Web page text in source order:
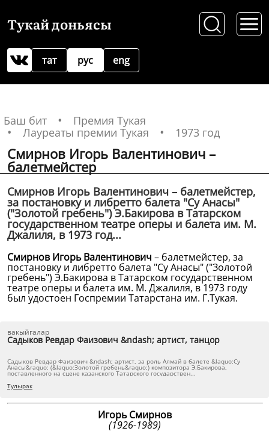
Тукай доньясы
рус
тат eng
Баш бит
Премия Тукая
Лауреаты премии Тукая
1973 год
Смирнов Игорь Валентинович –
балетмейстер
Смирнов Игорь Валентинович – балетмейстер,
за постановку и либретто балета "Су Анасы"
("Золотой гребень") Э.Бакирова в Татарском
государственном театре оперы и балета им. М.
Джалиля, в 1973 год...
Смирнов Игорь Валентинович – балетмейстер, за
постановку и либретто балета "Су Анасы" ("Золотой
гребень") Э.Бакирова в Татарском государственном
театре оперы и балета им. М. Джалиля, в 1973 году
был удостоен Госпремии Татарстана им. Г.Тукая.
вакыйгалар
Садыков Ревдар Фаизович &ndash; артист, танцор
Садыков Ревдар Фаизович &ndash; артист, за роль Алмай в балете &laquo;Су
Анасы&raquo; (&laquo;Золотой гребень&raquo;) композитора Э.Бакирова,
поставленного на сцене казанского Татарского государствен...
Тулырак
Игорь Смирнов
(1926-1989)